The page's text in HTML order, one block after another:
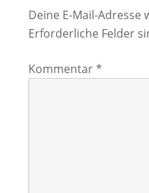
Deine E-Mail-
Erforderliche Felder
Kommentar*